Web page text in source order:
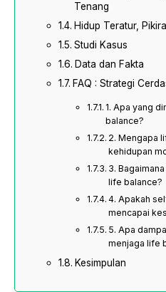
Tenang
Hidup Teratur,
Studi Kasus
Data dan Fakta
FAQ : Strategi
1. Apa yang
balance?
2. Mengapa
kehidupan
3.
life balance?
4. Apakah
mencapai
5. Apa
menjaga life
Kesimpulan